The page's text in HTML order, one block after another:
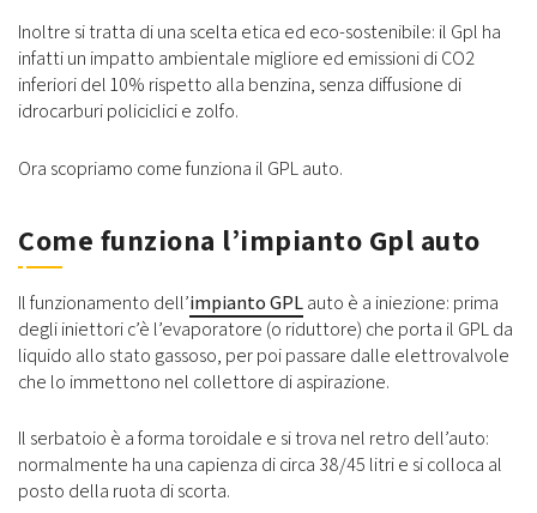
Inoltre si tratta di una scelta etica ed eco-sostenibile: il Gpl ha
infatti un impatto ambientale migliore ed emissioni di CO2
inferiori del 10% rispetto alla benzina, senza diffusione di
idrocarburi policiclici e zolfo.
Ora scopriamo come funziona il GPL auto.
Come funziona l’impianto Gpl auto
Il funzionamento dell’impianto GPLauto è a iniezione: prima
degli iniettori c’è l’evaporatore (o riduttore) che porta il GPL da
liquido allo stato gassoso, per poi passare dalle elettrovalvole
che lo immettono nel collettore di aspirazione.
Il serbatoio è a forma toroidale e si trova nel retro dell’auto:
normalmente ha una capienza di circa 38/45 litri e si colloca al
posto della ruota di scorta.